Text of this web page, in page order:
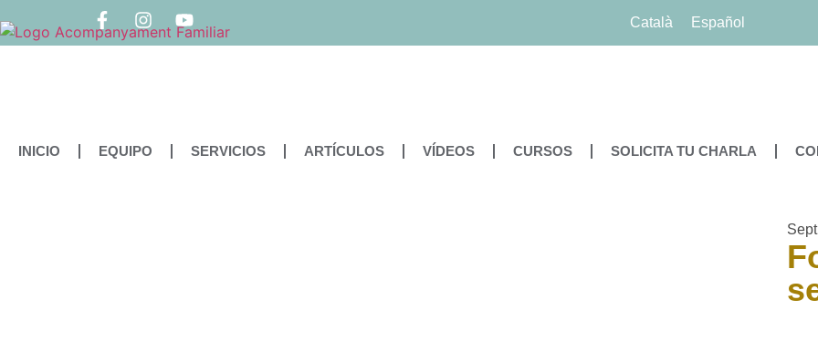
Català Español
INICIO EQUIPO SERVICIOS ARTÍCULOS VÍDEOS CURSOS SOLICITA TU CHARLA